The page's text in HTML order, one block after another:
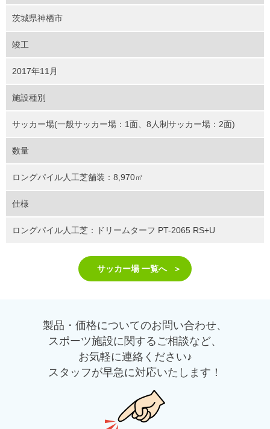
茨城県神栖市
竣工
2017年11月
施設種別
サッカー場(一般サッカー場：1面、8人制サッカー場：2面)
数量
ロングパイル人工芝舗装：8,970㎡
仕様
ロングパイル人工芝：ドリームターフ PT-2065 RS+U
サッカー場 一覧へ
製品・価格についてのお問い合わせ、
スポーツ施設に関するご相談など、
お気軽に連絡ください♪
スタッフが早急に対応いたします！